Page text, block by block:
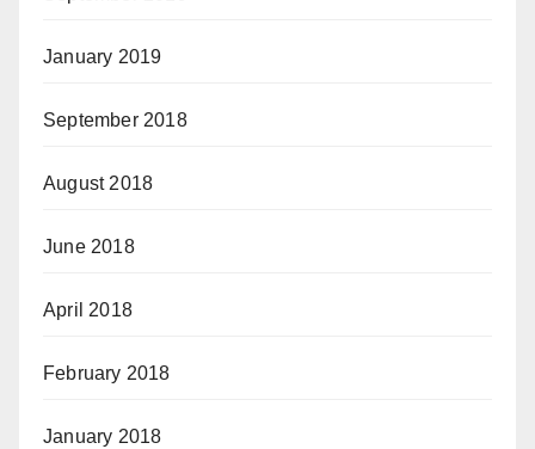
January 2019
September 2018
August 2018
June 2018
April 2018
February 2018
January 2018